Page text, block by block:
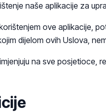
naše aplikacije za
ove aplikacije,
dijelom ovih Uslova,
na sve posjetioce,